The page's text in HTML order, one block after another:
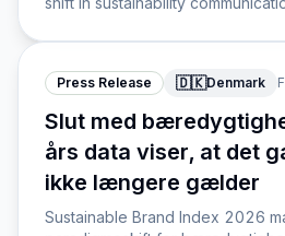
longer effective in today's
Press Release 🇩🇰Denmark
Slut med
års data viser, at det
ikke længere gælder
Sustainable Brand Index 2026